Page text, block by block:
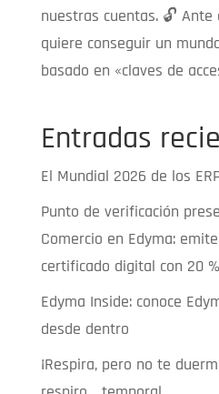
nuestras cuentas. 🔓 Ante
quiere conseguir un
basado en «claves de
Entradas
El Mundial 2026 de los
Punto de verificación
Comercio en Edyma:
certificado digital con 20
Edyma Inside: conoce
desde dentro
¡Respira, pero no te